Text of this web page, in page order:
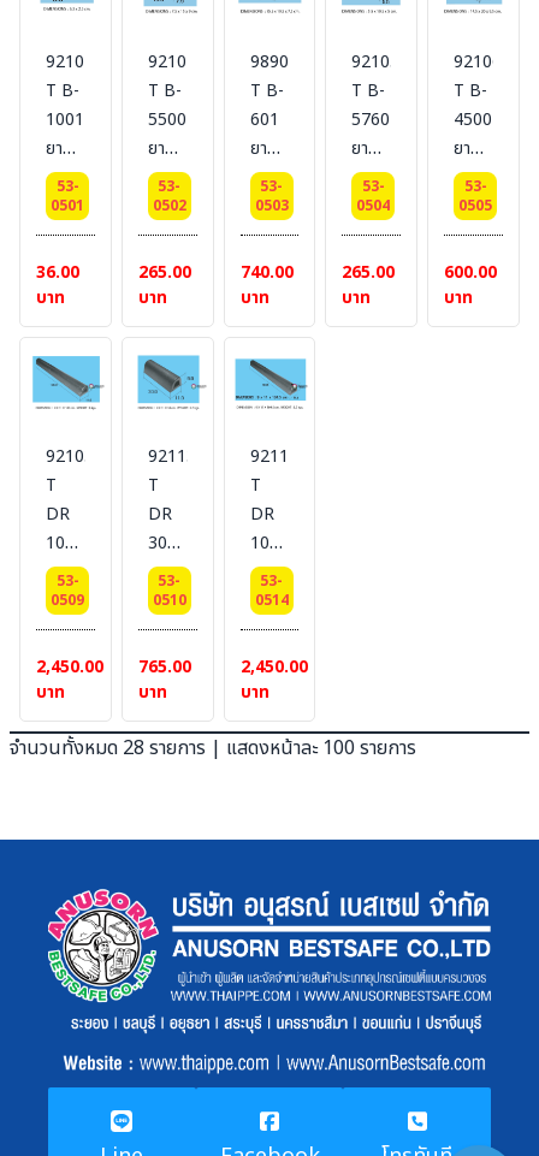
ขนาด
cm.
x
100
cm.
x 2
cm.
เมตร]
ขนาด
100
cm.
[ราคา/
เมตร]
4.5 x
cm.
[ราคา/
เมตร]
4 x
cm.
[ราคา/
เมตร]
92101-
T B-
1001
ยาง
กัน
กระแทก
DIMENSIONS
: 6.3
x 2.5
CM.
#BESTSAFE
53-
0501
36.00
บาท
92104-
T B-
5500
ยาง
กัน
กระแทก
DIMENSIONS
: 7.5
x 15
x 9
CM.
#BESTSAFE
53-
0502
265.00
บาท
98902-
T B-
601
ยาง
กัน
กระแทก
DIMENSIONS
:
15.5
x
x 7.5
CM.
53-
0503
740.00
บาท
92105-
T B-
57601
ยาง
กัน
กระแทก
DIMENSIONS
: 5.5
x
19.5
53-
0504
265.00
บาท
92106-
T B-
45001
ยาง
กั้นที่
จอด
รถ
:
14.5
53-
0505
600.00
บาท
92103-
T
DR
1000
ยา
งกััน
กระแทก
DIMENSION
9 x
11 x
100
53-
0509
2,450.00
บาท
92113-
T
DR
300
ยาง
กัน
กระแทก
DIMENSION
9 x
11 x
30
53-
0510
765.00
บาท
92119-
T
DR
1045
ยาง
กัน
กระแทก
DIMENSION
9 x
11 x
104.5
53-
0514
2,450.00
บาท
จำนวนทั้งหมด 28 รายการ | แสดงหน้าละ 100 รายการ